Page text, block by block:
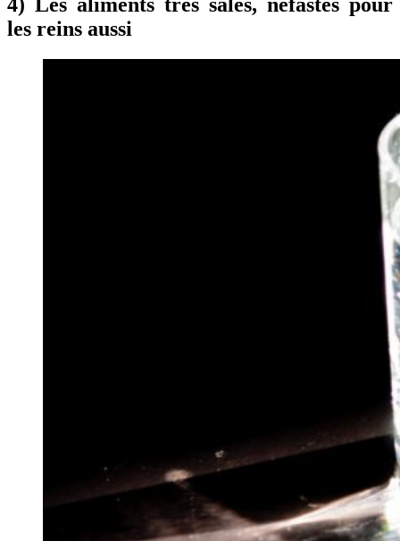
4) Les aliments très salés, néfastes pour
les reins aussi